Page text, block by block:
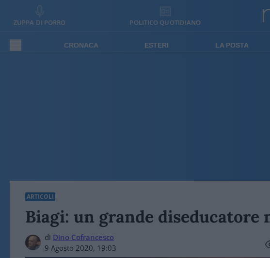
ZUPPA DI PORRO POLITICO QUOTIDIANO
CRONACA ESTERI LA POSTA
ARTICOLI
Biagi: un grande diseducatore
di Dino Cofrancesco
9 Agosto 2020, 19:03